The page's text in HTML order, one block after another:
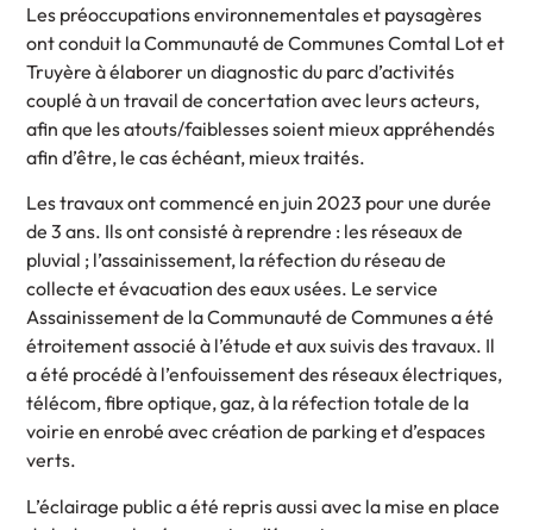
Les préoccupations environnementales et paysagères
ont conduit la Communauté de Communes Comtal Lot et
Truyère à élaborer un diagnostic du parc d’activités
couplé à un travail de concertation avec leurs acteurs,
afin que les atouts/faiblesses soient mieux appréhendés
afin d’être, le cas échéant, mieux traités.
Les travaux ont commencé en juin 2023 pour une durée
de 3 ans. Ils ont consisté à reprendre : les réseaux de
pluvial ; l’assainissement, la réfection du réseau de
collecte et évacuation des eaux usées. Le service
Assainissement de la Communauté de Communes a été
étroitement associé à l’étude et aux suivis des travaux. Il
a été procédé à l’enfouissement des réseaux électriques,
télécom, fibre optique, gaz, à la réfection totale de la
voirie en enrobé avec création de parking et d’espaces
verts.
L’éclairage public a été repris aussi avec la mise en place